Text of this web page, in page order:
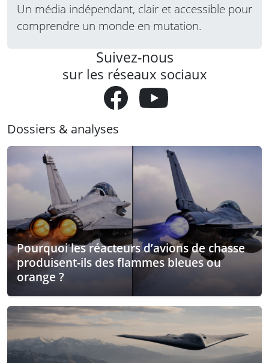
Un média indépendant, clair et accessible pour
comprendre un monde en mutation.
Suivez-nous
sur les réseaux sociaux
Dossiers & analyses
Pourquoi les réacteurs d’avions de chasse
produisent-ils des flammes bleues ou
orange ?